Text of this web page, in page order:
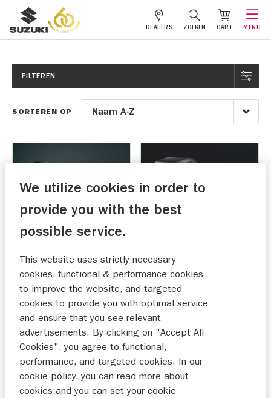
DEALERS ZOEKEN CART MENU
FILTEREN
SORTEREN OP
8S/8R
€ 89,- € 99,-
We utilize cookies in order to
provide you with the best
possible service.
This website uses strictly necessary
cookies, functional & performance cookies
to improve the website, and targeted
cookies to provide you with optimal service
and ensure that you see relevant
advertisements. By clicking on "Accept All
Cookies", you agree to functional,
performance, and targeted cookies. In our
cookie policy, you can read more about
cookies and you can set your cookie